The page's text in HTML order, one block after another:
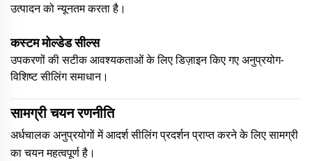
उत्पादन को न्यूनतम करता है।
कस्टम मोल्डेड सील्स
उपकरणों की सटीक आवश्यकताओं के लिए डिज़ाइन किए गए अनुप्रयोग-
विशिष्ट सीलिंग समाधान।
सामग्री चयन रणनीति
अर्धचालक अनुप्रयोगों में आदर्श सीलिंग प्रदर्शन प्राप्त करने के लिए सामग्री
का चयन महत्वपूर्ण है।